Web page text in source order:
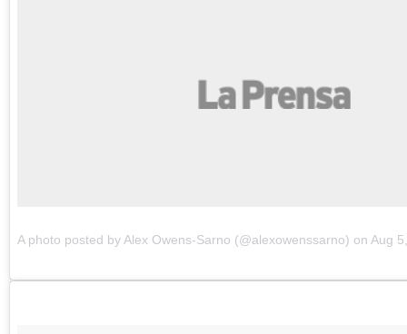
A photo posted by Alex Owens-Sarno (@alexowenssarno) on Aug